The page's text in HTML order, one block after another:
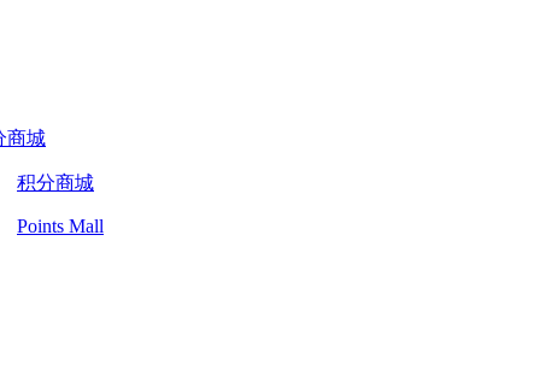
商城
积分商城
Points Mall